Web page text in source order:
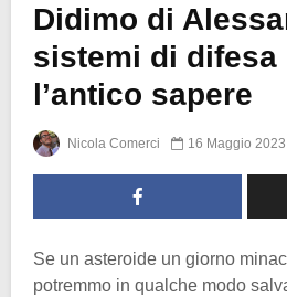
Didimo di
sistemi di difesa
l’antico sapere
Nicola Comerci 16 Maggio 2023
Se un asteroide un giorno
potremmo in qualche modo